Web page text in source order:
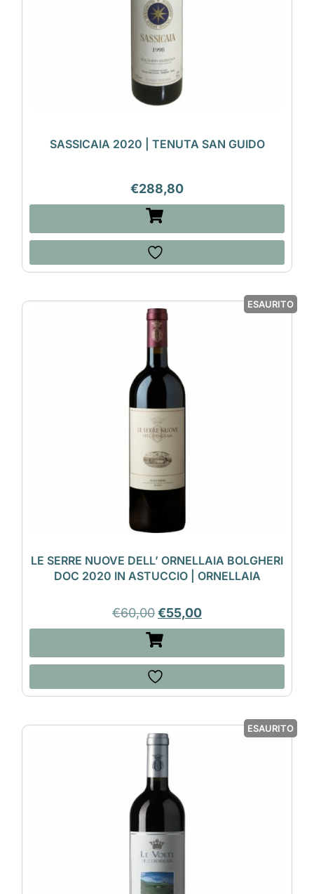
SASSICAIA 2020 | TENUTA SAN GUIDO
€288,80
ESAURITO
LE SERRE NUOVE DELL’ ORNELLAIA BOLGHERI
DOC 2020 IN ASTUCCIO | ORNELLAIA
€60,00€55,00
ESAURITO